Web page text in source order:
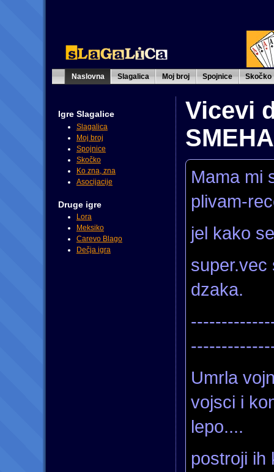
Naslovna Slagalica Moj broj Spojnice Skočko
Igre Slagalice
Slagalica
Moj broj
Spojnice
Skočko
Ko zna, zna
Asocijacije
Druge igre
Lora
Meksiko
Carevo Blago
Dečja igra
Vicevi
SMEHA
Mama mi
plivam-
jel kako
super.vec
dzaka.
Umrla
vojsci i
lepo....
postroji ih